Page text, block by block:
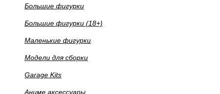
Большие фигурки
Большие фигурки (18+)
Маленькие фигурки
Модели для сборки
Garage Kits
Аниме аксессуары